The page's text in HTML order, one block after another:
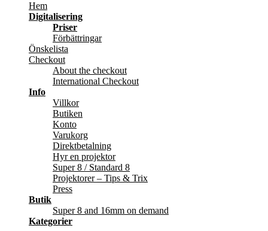
Hem
Digitalisering
Priser
Förbättringar
Önskelista
Checkout
About the checkout
International Checkout
Info
Villkor
Butiken
Konto
Varukorg
Direktbetalning
Hyr en projektor
Super 8 / Standard 8
Projektorer – Tips & Trix
Press
Butik
Super 8 and 16mm on demand
Kategorier